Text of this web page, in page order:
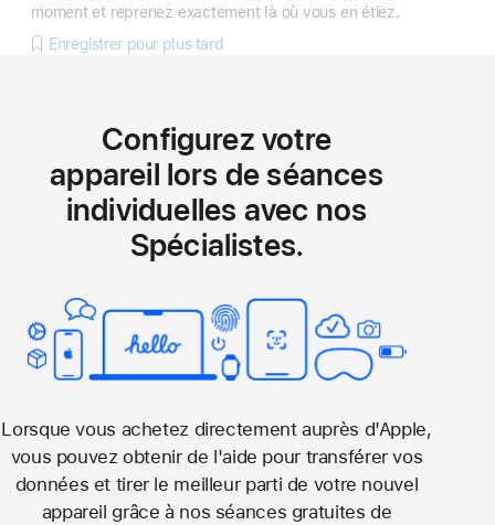
moment et reprenez exactement là où vous en étiez.
Enregistrer pour plus tard
Configurez votre
appareil lors de séances
individuelles avec nos
Spécialistes.
Lorsque vous achetez directement auprès d'Apple,
vous pouvez obtenir de l'aide pour transférer vos
données et tirer le meilleur parti de votre nouvel
appareil grâce à nos séances gratuites de